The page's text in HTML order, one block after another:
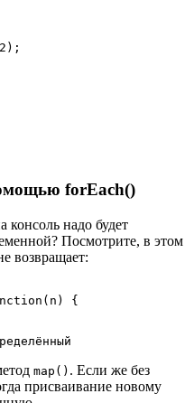
forEach()
консоль надо будет
Посмотрите, в этом
возвращает:
{
map() . Если же без
присваивание новому